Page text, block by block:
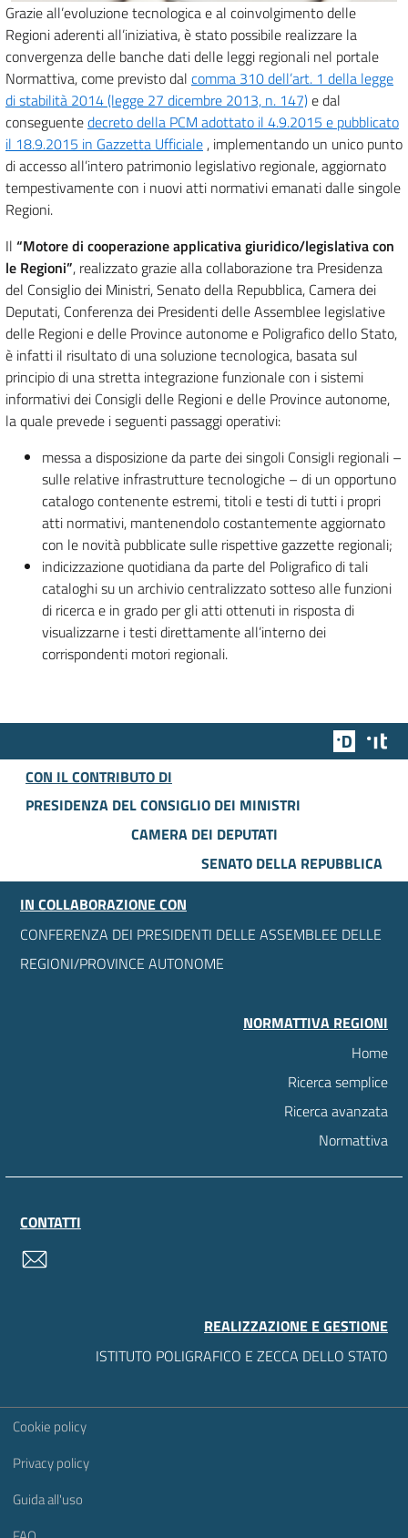
Grazie all’evoluzione tecnologica e al coinvolgimento delle
Regioni aderenti all’iniziativa, è stato possibile realizzare la
convergenza delle banche dati delle leggi regionali nel portale
Normattiva, come previsto dal comma 310 dell’art. 1 della legge
di stabilità 2014 (legge 27 dicembre 2013, n. 147)e dal
conseguentedecreto della PCM adottato il 4.9.2015 e pubblicato
il 18.9.2015 in Gazzetta Ufficiale , implementando un unico punto
di accesso all’intero patrimonio legislativo regionale, aggiornato
tempestivamente con i nuovi atti normativi emanati dalle singole
Regioni.
Il “Motore di cooperazione applicativa giuridico/legislativa con
le Regioni”, realizzato grazie alla collaborazione tra Presidenza
del Consiglio dei Ministri, Senato della Repubblica, Camera dei
Deputati, Conferenza dei Presidenti delle Assemblee legislative
delle Regioni e delle Province autonome e Poligrafico dello Stato,
è infatti il risultato di una soluzione tecnologica, basata sul
principio di una stretta integrazione funzionale con i sistemi
informativi dei Consigli delle Regioni e delle Province autonome,
la quale prevede i seguenti passaggi operativi:
messa a disposizione da parte dei singoli Consigli regionali –
sulle relative infrastrutture tecnologiche – di un opportuno
catalogo contenente estremi, titoli e testi di tutti i propri
atti normativi, mantenendolo costantemente aggiornato
con le novità pubblicate sulle rispettive gazzette regionali;
indicizzazione quotidiana da parte del Poligrafico di tali
cataloghi su un archivio centralizzato sotteso alle funzioni
di ricerca e in grado per gli atti ottenuti in risposta di
visualizzarne i testi direttamente all’interno dei
corrispondenti motori regionali.
Team
CON IL CONTRIBUTO DI
PRESIDENZA DEL CONSIGLIO DEI MINISTRI
CAMERA DEI DEPUTATI
SENATO DELLA REPUBBLICA
IN COLLABORAZIONE CON
CONFERENZA DEI PRESIDENTI DELLE ASSEMBLEE DELLE
REGIONI/PROVINCE AUTONOME
NORMATTIVA REGIONI
Home
Ricerca semplice
Ricerca avanzata
Normattiva
CONTATTI
REALIZZAZIONE E GESTIONE
ISTITUTO POLIGRAFICO E ZECCA DELLO STATO
Sezione Link Utili
Cookie policy
Privacy policy
Guida all'uso